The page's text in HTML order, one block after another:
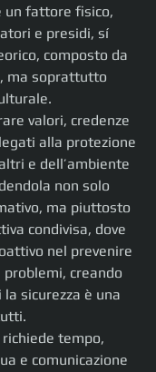
un fattore fisico,
e presidi, sí
composto da
ma soprattutto
valori, credenze
alla protezione
e dell’ambiente
non solo
ma piuttosto
condivisa, dove
nel prevenire
creando
sicurezza è una
tempo,
e comunicazione